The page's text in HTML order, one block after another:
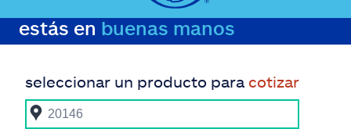
estás en buenas manos
seleccionar un producto para cotizar